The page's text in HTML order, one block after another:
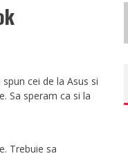
cei de la Asus si
Sa speram ca si la
Trebuie sa